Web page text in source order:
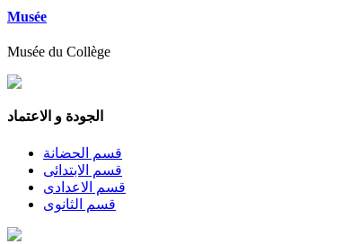
Musée
Musée du Collège
الجودة و الاعتماد
قسم الحضانة
قسم الابتدائى
قسم الاعدادى
قسم الثانوى